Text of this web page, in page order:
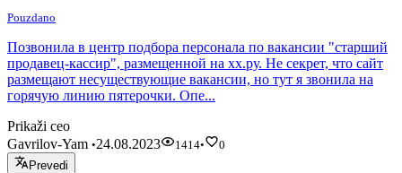
Pouzdano
Позвонила в центр подбора персонала по вакансии "старший
продавец-кассир", размещенной на хх.ру. Не секрет, что сайт
размещают несуществующие вакансии, но тут я звонила на
горячую линию пятерочки. Опе...
Prikaži ceo
Gavrilov-Yam •24.08.2023 1414•
0
Prevedi